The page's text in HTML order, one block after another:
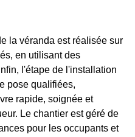
la véranda est réalisée sur
en utilisant des
l'étape de l'installation
pose qualifiées,
rapide, soignée et
Le chantier est géré de
pour les occupants et